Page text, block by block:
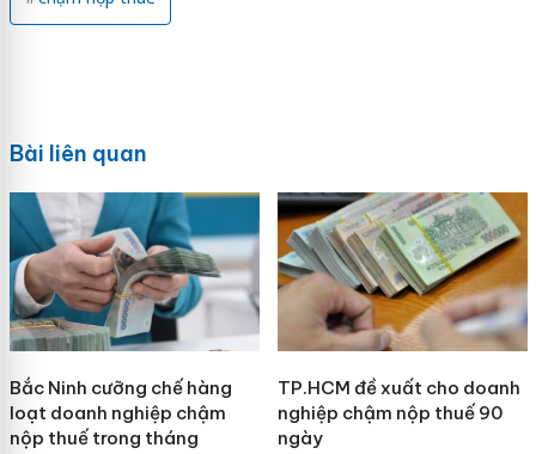
Bài liên quan
Bắc Ninh cưỡng chế hàng
loạt doanh nghiệp chậm
nộp thuế trong tháng
TP.HCM đề xuất cho doanh
nghiệp chậm nộp thuế 90
ngày